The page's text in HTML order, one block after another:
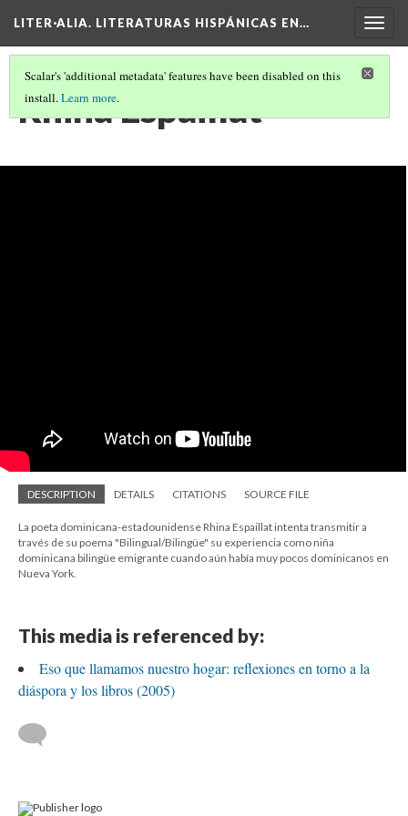
LITER·ALIA. LITERATURAS HISPÁNICAS EN…
Scalar's 'additional metadata' features have been disabled on this
install.Learn more.
Rhina Espaillat
DESCRIPTION DETAILS CITATIONS SOURCE FILE
La poeta dominicana-estadounidense Rhina Espaillat intenta transmitir a
través de su poema "Bilingual/Bilingüe" su experiencia como niña
dominicana bilingüe emigrante cuando aún había muy pocos dominicanos en
Nueva York.
This media is referenced by:
Eso que llamamos nuestro hogar: reflexiones en torno a la
diáspora y los libros (2005)